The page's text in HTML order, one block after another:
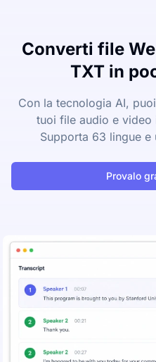
Converti file
TXT in
Con la tecnologia AI,
tuoi file audio e video
Supporta 63 lingue
Provalo